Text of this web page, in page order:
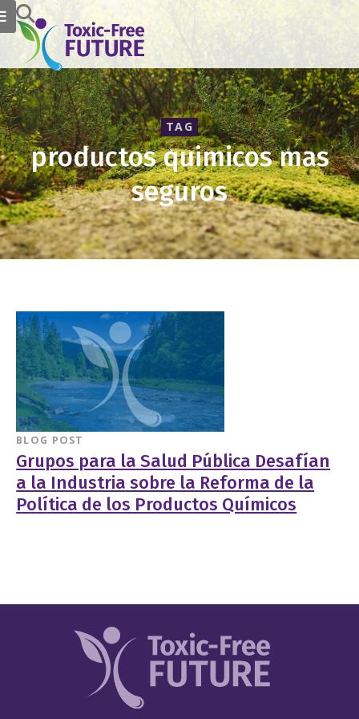
TAG
productos quimicos mas
seguros
BLOG POST
Grupos para la Salud Pública Desafían
a la Industria sobre la Reforma de la
Política de los Productos Químicos